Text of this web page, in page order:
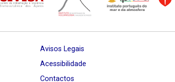
Avisos Legais
Acessibilidade
Contactos